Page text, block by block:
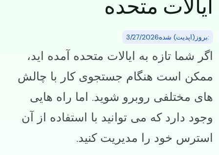
:بروز(اپدیت) شده3/27/2026
اگر شما تازه به ایالات متحده آمده‌ اید،
ممکن است هنگام جستجوی کار با چالش‌
های مختلفی روبرو شوید. اما راه‌ هایی
وجود دارد که می‌ توانید با استفاده از آن‌
استرس خود را مدیریت کنید.